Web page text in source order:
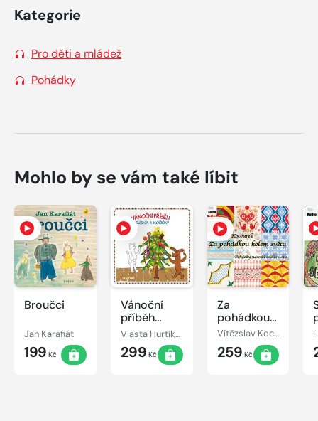
Kategorie
Pro děti a mládež
Pohádky
Mohlo by se vám také líbit
Broučci
Jan Karafiát
199 Kč
Vánoční
příběh
pejska a
kočičky
Vlasta Hurtíková
299 Kč
Za
pohádkou
kolem
světa
Vítězslav Kocourek
259 Kč